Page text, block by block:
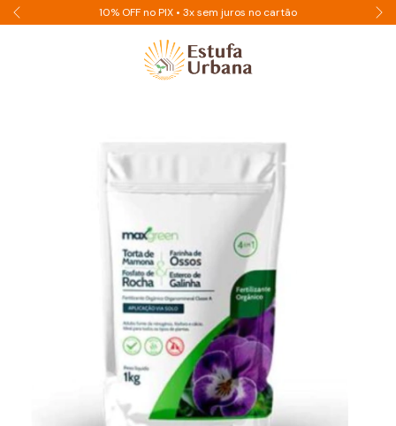
10% OFF no PIX • 3x sem juros no cartão